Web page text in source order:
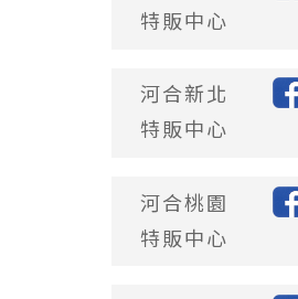
特販中心
河合新北
特販中心
河合桃園
特販中心